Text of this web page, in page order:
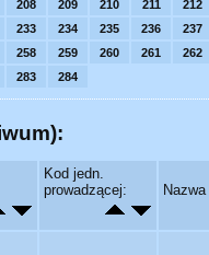
208 209 210 211 212
233 234 235 236 237
258 259 260 261 262
283 284
Kod jedn.
prowadzącej: